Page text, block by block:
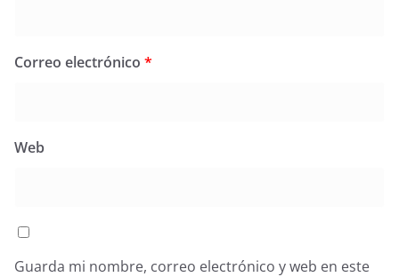
Correo electrónico *
Web
Guarda mi nombre, correo electrónico y web en este